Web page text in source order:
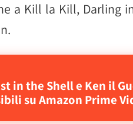
a Kill la Kill, Darling
in the Shell e Ken il
su Amazon Prime